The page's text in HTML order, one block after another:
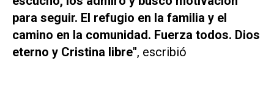
para seguir. El refugio en la familia y el
camino en la comunidad. Fuerza todos. Dios
eterno y Cristina libre", escribió